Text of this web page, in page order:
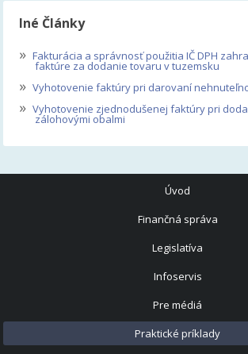
Iné Články
» Fakturácia a správnosť použitia IČ DPH
faktúre za dodanie tovaru v tuzemsku
» Vyhotovenie faktúry pri darovaní
» Vyhotovenie zjednodušenej faktúry pri
zálohovými obalmi
Úvod
Finančná správa
Legislatíva
Infoservis
Pre médiá
Praktické príklady